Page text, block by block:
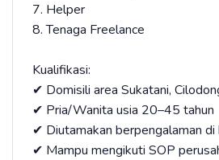
7. Helper
8. Tenaga Freelance
Kualifikasi:
✔ Domisili area Sukatani,
✔ Pria/Wanita usia 20–45 tahun
✔ Diutamakan berpengalaman di
✔ Mampu mengikuti SOP